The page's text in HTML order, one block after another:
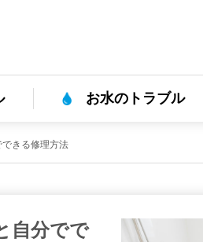
お水のトラブル
できる修理方法
自分でで